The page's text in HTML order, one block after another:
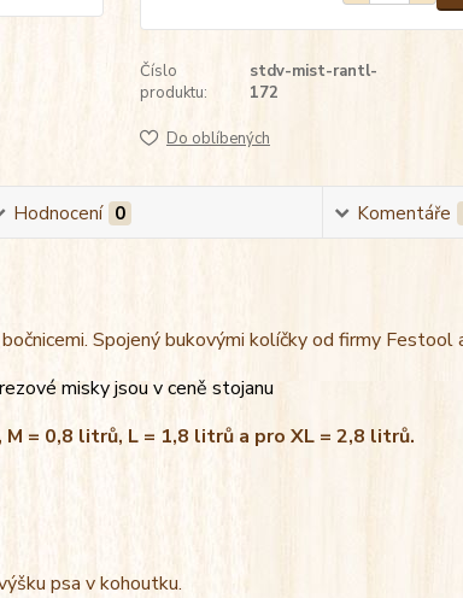
Číslo
produktu:
stdv-mist-rantl-
172
Do oblíbených
Hodnocení 0 Komentáře
Spojený bukovými kolíčky od firmy Festool
misky jsou v ceně stojanu
= 0,8 litrů, L = 1,8 litrů a pro XL = 2,8 litrů.
psa v kohoutku.